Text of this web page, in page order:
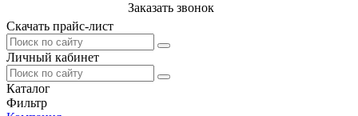
Заказать звонок
Скачать прайс-лист
Личный кабинет
Каталог
Фильтр